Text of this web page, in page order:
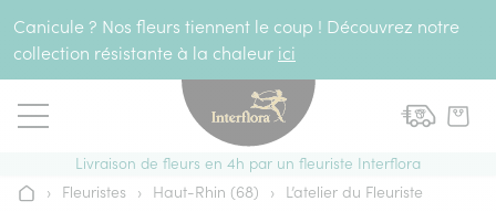
Canicule ? Nos fleurs tiennent le coup ! Découvrez notre
collection résistante à la chaleur ici
Livraison de fleurs en 4h par un fleuriste Interflora
Accueil
› Fleuristes › Haut-Rhin (68) › L’atelier du Fleuriste